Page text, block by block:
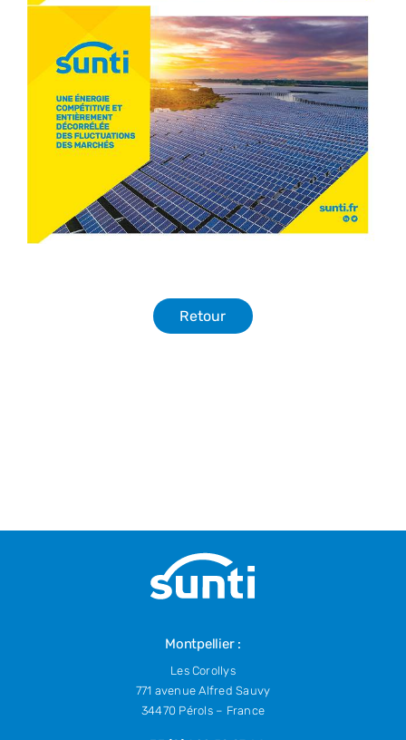
Retour
Montpellier :
Les Corollys
771 avenue Alfred Sauvy
34470 Pérols – France